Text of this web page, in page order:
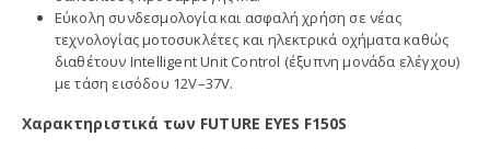
Εύκολη συνδεσμολογία και ασφαλή χρήση σε νέας
τεχνολογίας μοτοσυκλέτες και ηλεκτρικά οχήματα καθώς
διαθέτουν Intelligent Unit Control (έξυπνη μονάδα ελέγχου)
με τάση εισόδου 12V–37V.
Χαρακτηριστικά των FUTURE EYES F150S